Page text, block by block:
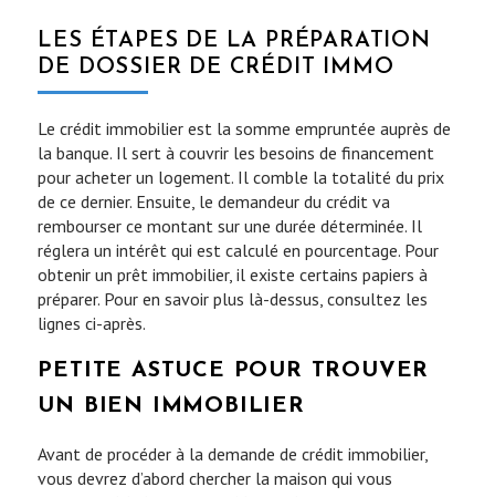
LES ÉTAPES DE LA PRÉPARATION
DE DOSSIER DE CRÉDIT IMMO
Le crédit immobilier est la somme empruntée auprès de
la banque. Il sert à couvrir les besoins de financement
pour acheter un logement. Il comble la totalité du prix
de ce dernier. Ensuite, le demandeur du crédit va
rembourser ce montant sur une durée déterminée. Il
réglera un intérêt qui est calculé en pourcentage. Pour
obtenir un prêt immobilier, il existe certains papiers à
préparer. Pour en savoir plus là-dessus, consultez les
lignes ci-après.
PETITE ASTUCE POUR TROUVER
UN BIEN IMMOBILIER
Avant de procéder à la demande de crédit immobilier,
vous devrez d’abord chercher la maison qui vous